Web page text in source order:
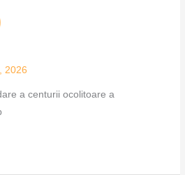
2026
a centurii ocolitoare a